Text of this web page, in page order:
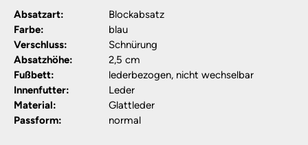
Absatzart:
Blockabsatz
Farbe:
blau
Verschluss:
Schnürung
Absatzhöhe:
2,5 cm
Fußbett:
lederbezogen, nicht wechselbar
Innenfutter:
Leder
Material:
Glattleder
Passform:
normal